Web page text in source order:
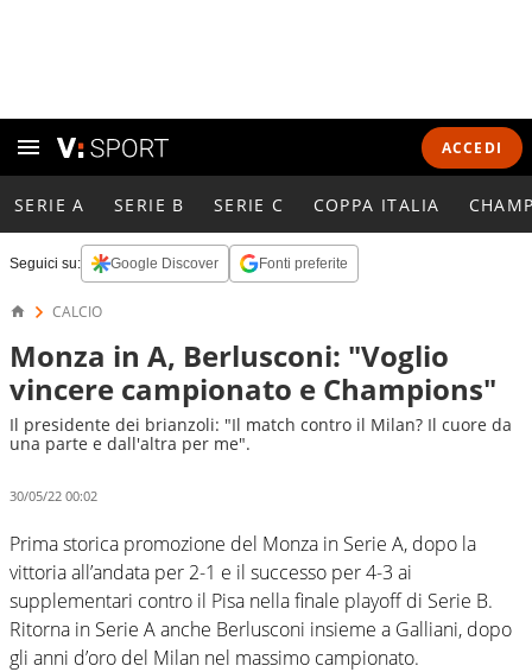
ACCEDI
SERIE A SERIE B SERIE C COPPA ITALIA
Seguici su: Google Discover Fonti preferite
CALCIO
Monza in A, Berlusconi: "Voglio
vincere campionato e Champions"
Il presidente dei brianzoli: "Il match contro il Milan? Il cuore da
una parte e dall'altra per me".
30/05/22 00:02
Prima storica promozione del Monza in Serie A, dopo la
vittoria all’andata per 2-1 e il successo per 4-3 ai
supplementari contro il Pisa nella finale playoff di Serie B.
Ritorna in Serie A anche Berlusconi insieme a Galliani, dopo
gli anni d’oro del Milan nel massimo campionato.